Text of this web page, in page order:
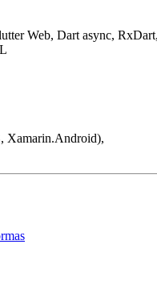
Web, Dart async,
Xamarin.Android),